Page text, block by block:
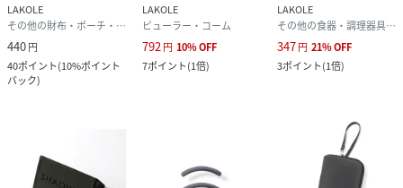
LAKOLE
その他の財布・ポーチ・ケース
440円
40ポイント(10%ポイント
バック)
LAKOLE
ビューラー・コーム
792円 10%OFF
7ポイント(1倍)
LAKOLE
その他の食器・調理器具・キッチン用品
347円 21%OFF
3ポイント(1倍)